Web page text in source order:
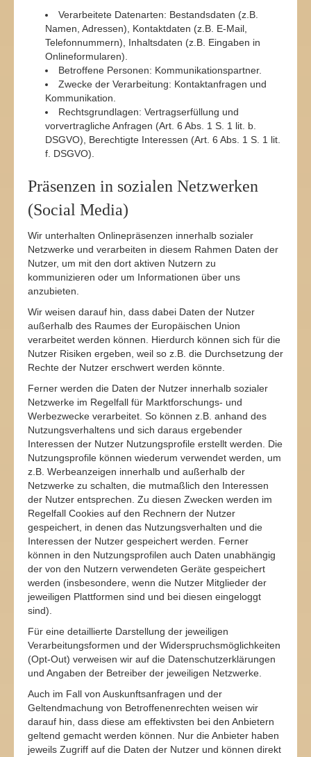
Verarbeitete Datenarten: Bestandsdaten (z.B.
Namen, Adressen), Kontaktdaten (z.B. E-Mail,
Telefonnummern), Inhaltsdaten (z.B. Eingaben in
Onlineformularen).
Betroffene Personen: Kommunikationspartner.
Zwecke der Verarbeitung: Kontaktanfragen und
Kommunikation.
Rechtsgrundlagen: Vertragserfüllung und
vorvertragliche Anfragen (Art. 6 Abs. 1 S. 1 lit. b.
DSGVO), Berechtigte Interessen (Art. 6 Abs. 1 S. 1 lit.
f. DSGVO).
Präsenzen in sozialen Netzwerken
(Social Media)
Wir unterhalten Onlinepräsenzen innerhalb sozialer
Netzwerke und verarbeiten in diesem Rahmen Daten der
Nutzer, um mit den dort aktiven Nutzern zu
kommunizieren oder um Informationen über uns
anzubieten.
Wir weisen darauf hin, dass dabei Daten der Nutzer
außerhalb des Raumes der Europäischen Union
verarbeitet werden können. Hierdurch können sich für die
Nutzer Risiken ergeben, weil so z.B. die Durchsetzung der
Rechte der Nutzer erschwert werden könnte.
Ferner werden die Daten der Nutzer innerhalb sozialer
Netzwerke im Regelfall für Marktforschungs- und
Werbezwecke verarbeitet. So können z.B. anhand des
Nutzungsverhaltens und sich daraus ergebender
Interessen der Nutzer Nutzungsprofile erstellt werden. Die
Nutzungsprofile können wiederum verwendet werden, um
z.B. Werbeanzeigen innerhalb und außerhalb der
Netzwerke zu schalten, die mutmaßlich den Interessen
der Nutzer entsprechen. Zu diesen Zwecken werden im
Regelfall Cookies auf den Rechnern der Nutzer
gespeichert, in denen das Nutzungsverhalten und die
Interessen der Nutzer gespeichert werden. Ferner
können in den Nutzungsprofilen auch Daten unabhängig
der von den Nutzern verwendeten Geräte gespeichert
werden (insbesondere, wenn die Nutzer Mitglieder der
jeweiligen Plattformen sind und bei diesen eingeloggt
sind).
Für eine detaillierte Darstellung der jeweiligen
Verarbeitungsformen und der Widerspruchsmöglichkeiten
(Opt-Out) verweisen wir auf die Datenschutzerklärungen
und Angaben der Betreiber der jeweiligen Netzwerke.
Auch im Fall von Auskunftsanfragen und der
Geltendmachung von Betroffenenrechten weisen wir
darauf hin, dass diese am effektivsten bei den Anbietern
geltend gemacht werden können. Nur die Anbieter haben
jeweils Zugriff auf die Daten der Nutzer und können direkt